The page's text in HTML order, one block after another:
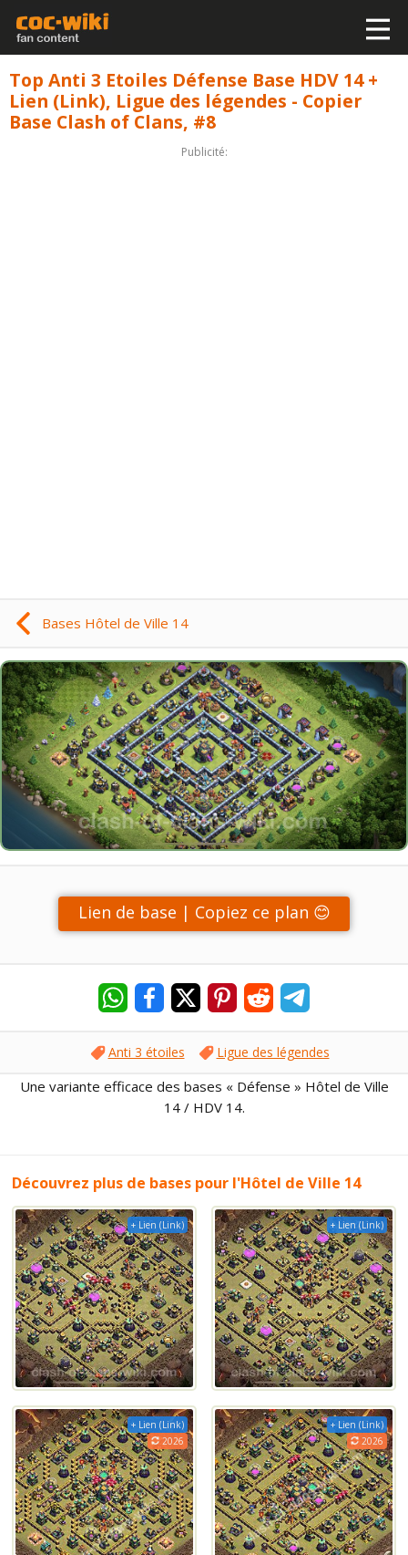
Top Anti 3 Etoiles Défense Base HDV 14 +
Lien (Link), Ligue des légendes - Copier
Base Clash of Clans, #8
Publicité:
Bases Hôtel de Ville 14
Lien de base | Copiez ce plan 😊
Anti 3 étoiles Ligue des légendes
Une variante efficace des bases « Défense » Hôtel de Ville
14 / HDV 14.
Découvrez plus de bases pour l'Hôtel de Ville 14
+ Lien (Link) + Lien (Link)
+ Lien (Link)
2026
+ Lien (Link)
2026